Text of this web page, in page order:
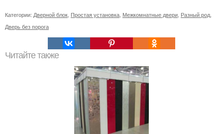
Категории: Дверной блок Простая установка Межкомнатные двери Разный род
Дверь без порога
Читайте также